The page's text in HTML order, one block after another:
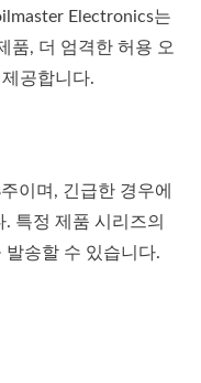
Electronics는
품, 더 엄격한 허용 오
공합니다.
이며, 긴급한 경우에
특정 제품 시리즈의
발송할 수 있습니다.